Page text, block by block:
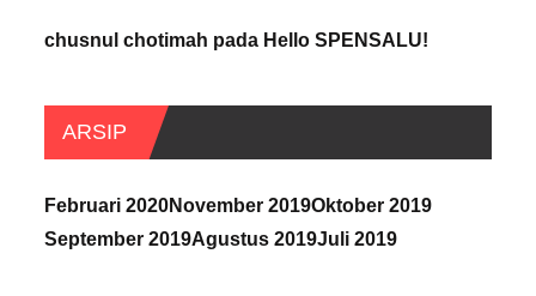
chusnul chotimah pada Hello SPENSALU!
ARSIP
Februari 2020November 2019Oktober 2019
September 2019Agustus 2019Juli 2019